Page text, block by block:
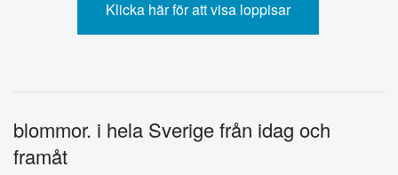
blommor. i hela Sverige från idag och
framåt